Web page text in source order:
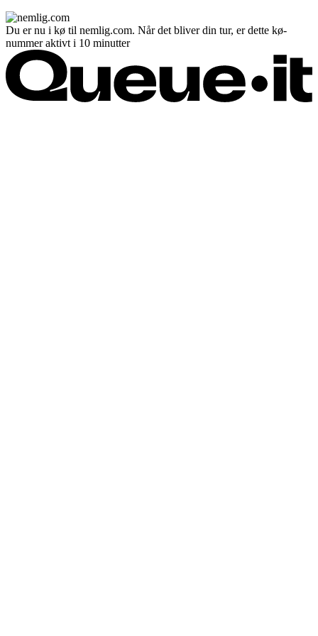
Du er nu i kø til nemlig.com. Når det bliver din tur, er dette kø-
nummer aktivt i 10 minutter